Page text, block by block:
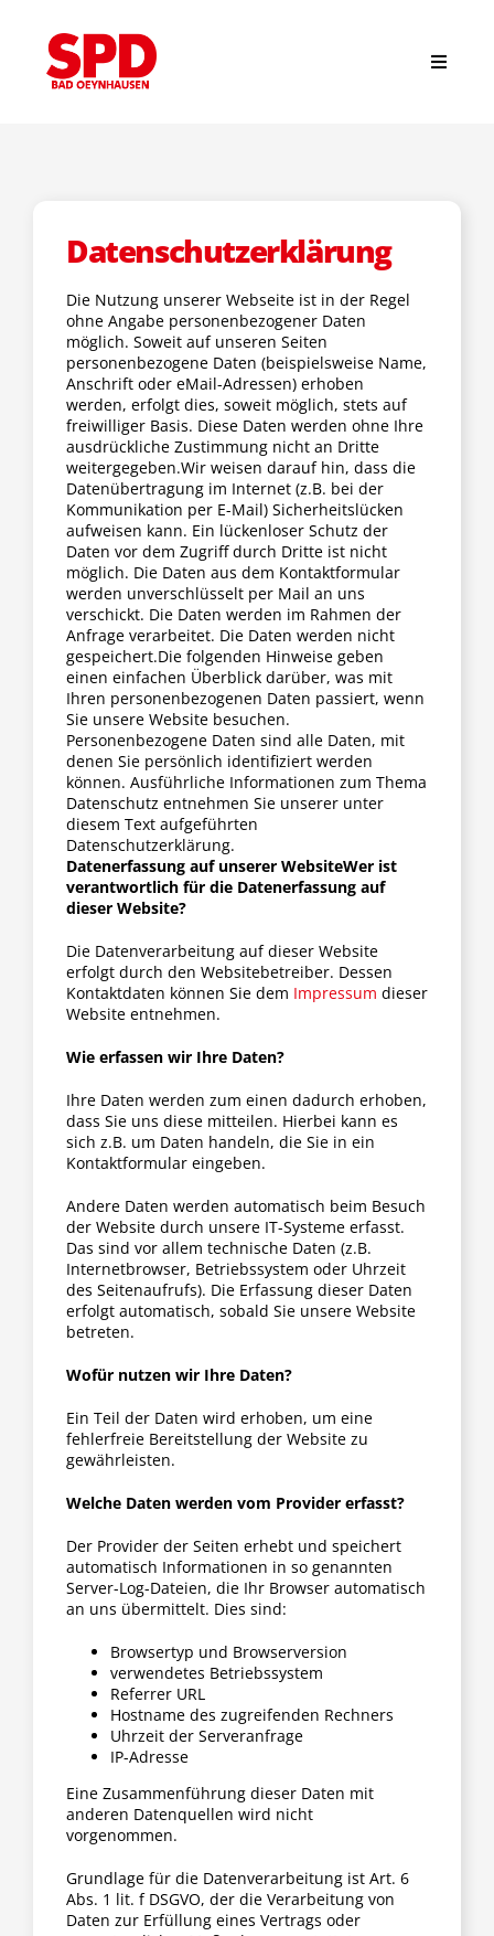
springen
Toggle
News
Stadtverband
Ortsvereine
Fraktion
Jusos
Kreistag
Termine
Kontakt
Datenschutzerklärung
Die Nutzung unserer Webseite ist in der Regel
ohne Angabe personenbezogener Daten
möglich. Soweit auf unseren Seiten
personenbezogene Daten (beispielsweise Name,
Anschrift oder eMail-Adressen) erhoben
werden, erfolgt dies, soweit möglich, stets auf
freiwilliger Basis. Diese Daten werden ohne Ihre
ausdrückliche Zustimmung nicht an Dritte
weitergegeben.Wir weisen darauf hin, dass die
Datenübertragung im Internet (z.B. bei der
Kommunikation per E-Mail) Sicherheitslücken
aufweisen kann. Ein lückenloser Schutz der
Daten vor dem Zugriff durch Dritte ist nicht
möglich. Die Daten aus dem Kontaktformular
werden unverschlüsselt per Mail an uns
verschickt. Die Daten werden im Rahmen der
Anfrage verarbeitet. Die Daten werden nicht
gespeichert.Die folgenden Hinweise geben
einen einfachen Überblick darüber, was mit
Ihren personenbezogenen Daten passiert, wenn
Sie unsere Website besuchen.
Personenbezogene Daten sind alle Daten, mit
denen Sie persönlich identifiziert werden
können. Ausführliche Informationen zum Thema
Datenschutz entnehmen Sie unserer unter
diesem Text aufgeführten
Datenschutzerklärung.
Datenerfassung auf unserer WebsiteWer ist
verantwortlich für die Datenerfassung auf
dieser Website?
Die Datenverarbeitung auf dieser Website
erfolgt durch den Websitebetreiber. Dessen
Kontaktdaten können Sie dem Impressum dieser
Website entnehmen.
Wie erfassen wir Ihre Daten?
Ihre Daten werden zum einen dadurch erhoben,
dass Sie uns diese mitteilen. Hierbei kann es
sich z.B. um Daten handeln, die Sie in ein
Kontaktformular eingeben.
Andere Daten werden automatisch beim Besuch
der Website durch unsere IT-Systeme erfasst.
Das sind vor allem technische Daten (z.B.
Internetbrowser, Betriebssystem oder Uhrzeit
des Seitenaufrufs). Die Erfassung dieser Daten
erfolgt automatisch, sobald Sie unsere Website
betreten.
Wofür nutzen wir Ihre Daten?
Ein Teil der Daten wird erhoben, um eine
fehlerfreie Bereitstellung der Website zu
gewährleisten.
Welche Daten werden vom Provider erfasst?
Der Provider der Seiten erhebt und speichert
automatisch Informationen in so genannten
Server-Log-Dateien, die Ihr Browser automatisch
an uns übermittelt. Dies sind:
Browsertyp und Browserversion
verwendetes Betriebssystem
Referrer URL
Hostname des zugreifenden Rechners
Uhrzeit der Serveranfrage
IP-Adresse
Eine Zusammenführung dieser Daten mit
anderen Datenquellen wird nicht
vorgenommen.
Grundlage für die Datenverarbeitung ist Art. 6
Abs. 1 lit. f DSGVO, der die Verarbeitung von
Daten zur Erfüllung eines Vertrags oder